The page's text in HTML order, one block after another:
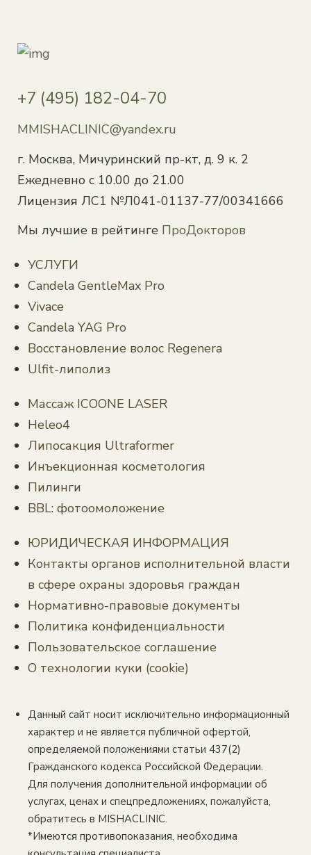
+7 (495) 182-04-70
MMISHACLINIC@yandex.ru
г. Москва, Мичуринский пр-кт, д. 9 к. 2
Ежедневно с 10.00 до 21.00
Лицензия ЛС1 №Л041-01137-77/00341666
Мы лучшие в рейтинге ПроДокторов
УСЛУГИ
Candela GentleMax Pro
Vivace
Candela YAG Pro
Восстановление волос Regenera
Ulfit-липолиз
Массаж ICOONE LASER
Heleo4
Липосакция Ultraformer
Инъекционная косметология
Пилинги
BBL: фотоомоложение
ЮРИДИЧЕСКАЯ ИНФОРМАЦИЯ
Контакты органов исполнительной власти
в сфере охраны здоровья граждан
Нормативно-правовые документы
Политика конфиденциальности
Пользовательское соглашение
О технологии куки (cookie)
Данный сайт носит исключительно информационный
характер и не является публичной офертой,
определяемой положениями статьи 437(2)
Гражданского кодекса Российской Федерации.
Для получения дополнительной информации об
услугах, ценах и спецпредложениях, пожалуйста,
обратитесь в MISHACLINIC.
*Имеются противопоказания, необходима